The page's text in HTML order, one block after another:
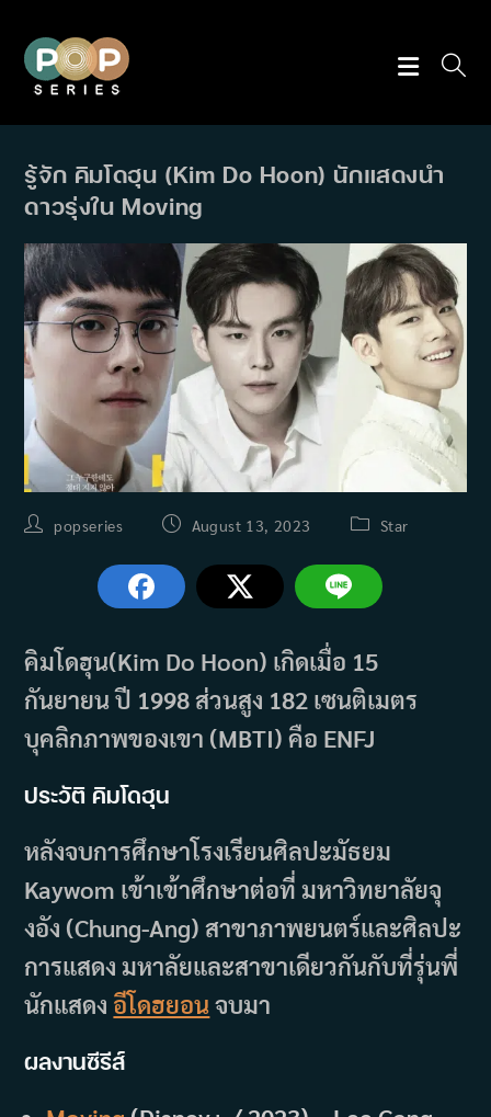
content
รู้จัก คิมโดฮุน (Kim Do Hoon) นักแสดงนำ
ดาวรุ่งใน Moving
Postpopseries
PostAugust 13, 2023
PostStar
คิมโดฮุน(Kim Do Hoon) เกิดเมื่อ 15
กันยายน ปี 1998 ส่วนสูง 182 เซนติเมตร
บุคลิกภาพของเขา (MBTI) คือ ENFJ
ประวัติ คิมโดฮุน
หลังจบการศึกษาโรงเรียนศิลปะมัธยม
Kaywom เข้าเข้าศึกษาต่อที่ มหาวิทยาลัยจุ
งอัง (Chung-Ang) สาขาภาพยนตร์และศิลปะ
การแสดง มหาลัยและสาขาเดียวกันกับที่รุ่นพี่
นักแสดง อีโดฮยอนจบมา
ผลงานซีรีส์